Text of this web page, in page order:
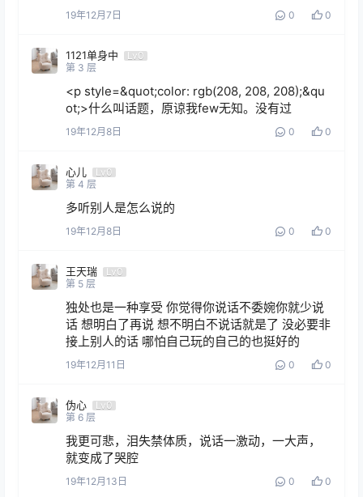
19年12月7日 0 0
1121单身中
Lv0
第 3 层
<p style=&quot;color: rgb(208, 208, 208);&qu
ot;>什么叫话题，原谅我few无知。没有过
19年12月8日 0 0
心儿
Lv0
第 4 层
多听别人是怎么说的
19年12月8日 0 0
王天瑞
Lv0
第 5 层
独处也是一种享受 你觉得你说话不委婉你就少说
话 想明白了再说 想不明白不说话就是了 没必要非
接上别人的话 哪怕自己玩的自己的也挺好的
19年12月11日 0 0
伪心
Lv0
第 6 层
我更可悲，泪失禁体质，说话一激动，一大声，
就变成了哭腔
19年12月13日 0 0